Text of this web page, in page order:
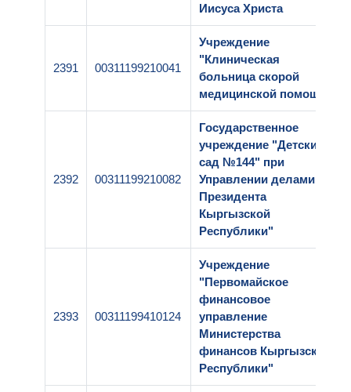
Иисуса Христа
2391 00311199210041
Учреждение
"Клиническая
больница скорой
медицинской помощи"
2392 00311199210082
Государственное
учреждение "Детский
сад №144" при
Управлении делами
Президента
Кыргызской
Республики"
2393 00311199410124
Учреждение
"Первомайское
финансовое
управление
Министерства
финансов Кыргызской
Республики"